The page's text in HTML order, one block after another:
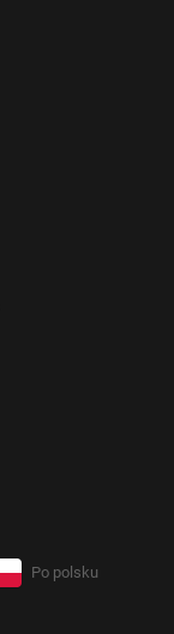
Po polsku